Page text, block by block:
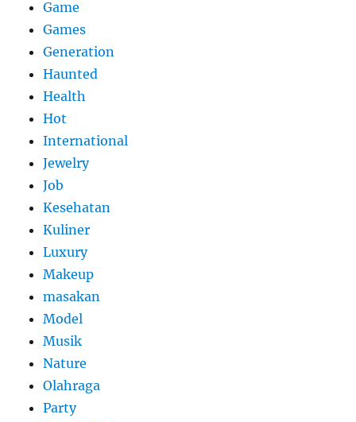
Game
Games
Generation
Haunted
Health
Hot
International
Jewelry
Job
Kesehatan
Kuliner
Luxury
Makeup
masakan
Model
Musik
Nature
Olahraga
Party